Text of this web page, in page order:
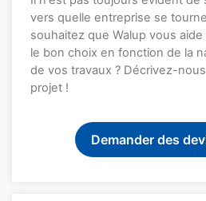
vers quelle entreprise se
souhaitez que Walup vous aide
le bon choix en fonction de la
de vos travaux ? Décrivez-
projet !
Demander des